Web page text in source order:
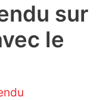
sur
le